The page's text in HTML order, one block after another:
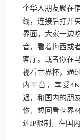
个华人朋友聚在
线，连接后打开
界面。大家一边
音，看着梅西或
客厅。或者你在
视看世界杯，通
内平台，享受
迟，和国内的朋
你，想回看世界
过IP限制，在国